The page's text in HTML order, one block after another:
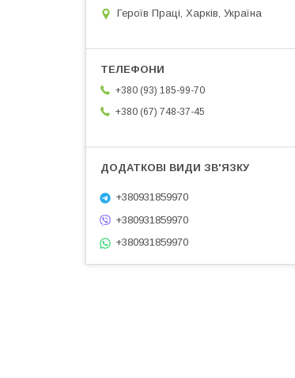
Героїв Праці, Харків, Україна
+380 (93) 185-99-70
+380 (67) 748-37-45
+380931859970
+380931859970
+380931859970